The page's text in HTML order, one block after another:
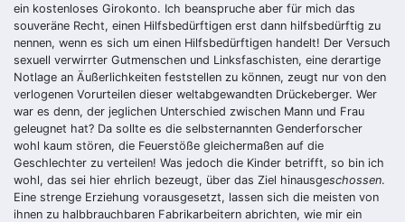
ein kostenloses Girokonto. Ich beanspruche aber für mich das
souveräne Recht, einen Hilfsbedürftigen erst dann hilfsbedürftig zu
nennen, wenn es sich um einen Hilfsbedürftigen handelt! Der Versuch
sexuell verwirrter Gutmenschen und Linksfaschisten, eine derartige
Notlage an Äußerlichkeiten feststellen zu können, zeugt nur von den
verlogenen Vorurteilen dieser weltabgewandten Drückeberger. Wer
war es denn, der jeglichen Unterschied zwischen Mann und Frau
geleugnet hat? Da sollte es die selbsternannten Genderforscher
wohl kaum stören, die Feuerstöße gleichermaßen auf die
Geschlechter zu verteilen! Was jedoch die Kinder betrifft, so bin ich
wohl, das sei hier ehrlich bezeugt, über das Ziel hinausgeschossen.
Eine strenge Erziehung vorausgesetzt, lassen sich die meisten von
ihnen zu halbbrauchbaren Fabrikarbeitern abrichten, wie mir ein